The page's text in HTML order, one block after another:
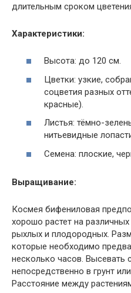
длительным сроком
Характеристики:
Высота: до 120 см.
Цветки: узкие,
соцветия разных
красные).
Листья: тёмно-
нитьевидные
Семена: плоские,
Выращивание:
Космея бифениловая
хорошо растет на
рыхлых и плодородных.
которые необходимо
несколько часов. Высевать
непосредственно в грунт
Расстояние между